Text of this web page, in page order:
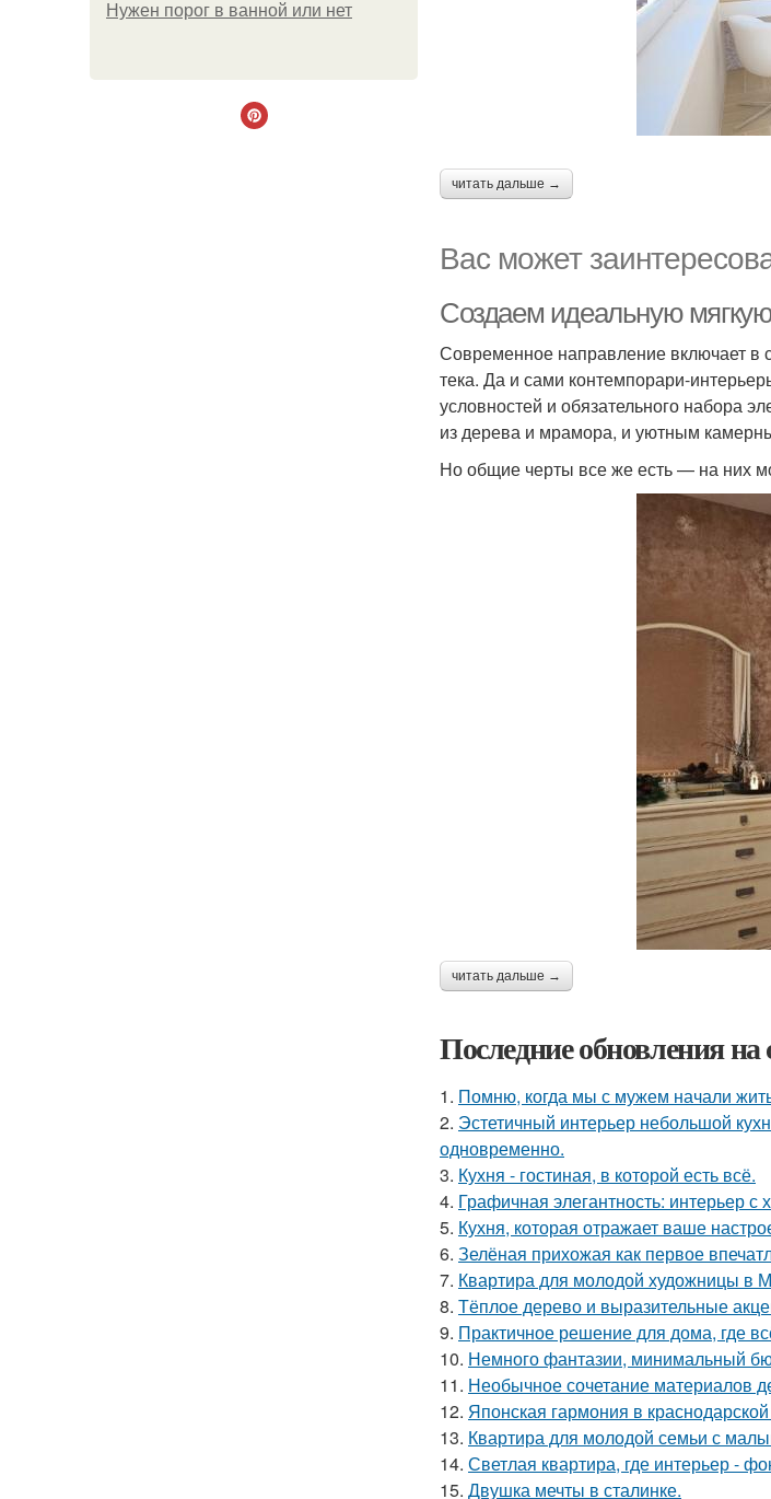
Нужен порог в ванной или нет
читать дальше →
Вас может
Создаем идеальную
Современное направление включает в
тека. Да и сами контемпорари-
условностей и обязательного набора
из дерева и мрамора, и уютным
Но общие черты все же есть — на них
читать дальше →
Последние обновления на
1. Помню, когда мы с мужем начали
2. Эстетичный интерьер небольшой
одновременно.
3. Кухня - гостиная, в которой есть всё.
4. Графичная элегантность: интерьер с
5. Кухня, которая отражает ваше
6. Зелёная прихожая как первое
7. Квартира для молодой художницы в
8. Тёплое дерево и выразительные
9. Практичное решение для дома, где
10. Немного фантазии, минимальный
11. Необычное сочетание материалов
12. Японская гармония в
13. Квартира для молодой семьи с
14. Светлая квартира, где интерьер -
15. Двушка мечты в сталинке.